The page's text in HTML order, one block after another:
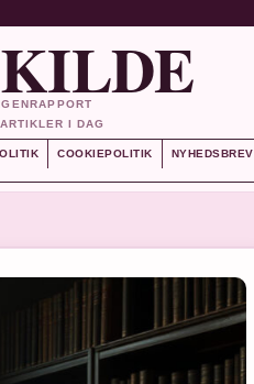
I DAG
COOKIEPOLITIK NYHEDSBREV